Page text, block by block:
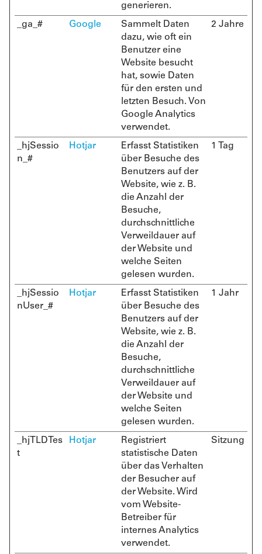
generieren.
_ga_# Google
Sammelt Daten
dazu, wie oft ein
Benutzer eine
Website besucht
hat, sowie Daten
für den ersten und
letzten Besuch. Von
Google Analytics
verwendet.
2 Jahre
_hjSessio
n_#
Hotjar
Erfasst Statistiken
über Besuche des
Benutzers auf der
Website, wie z. B.
die Anzahl der
Besuche,
durchschnittliche
Verweildauer auf
der Website und
welche Seiten
gelesen wurden.
1 Tag
_hjSessio
nUser_#
Hotjar
Erfasst Statistiken
über Besuche des
Benutzers auf der
Website, wie z. B.
die Anzahl der
Besuche,
durchschnittliche
Verweildauer auf
der Website und
welche Seiten
gelesen wurden.
1 Jahr
_hjTLDTes
t
Hotjar
Registriert
statistische Daten
über das Verhalten
der Besucher auf
der Website. Wird
vom Website-
Betreiber für
internes Analytics
verwendet.
Sitzung